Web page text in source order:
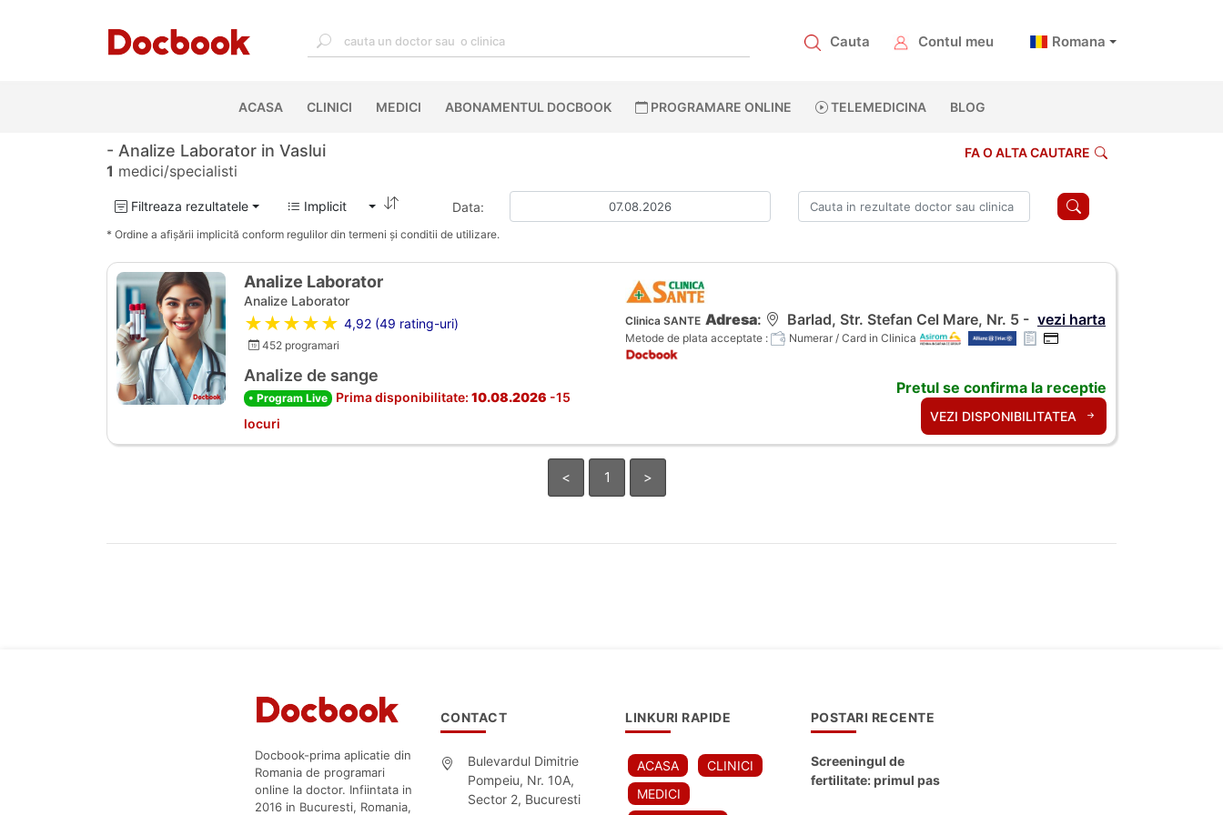
Cauta Contul meu Romana
ACASA(CURRENT)
CLINICI MEDICI ABONAMENTUL DOCBOOK PROGRAMARE ONLINE TELEMEDICINA BLOG
- Analize Laborator in Vaslui
1 medici/specialisti
FA O ALTA CAUTARE
Filtreaza rezultatele Implicit Data:
* Ordine a afișării implicită conform regulilor din termeni și conditii de utilizare.
Analize Laborator
Analize Laborator
★★★★★ 4,92 (49 rating-uri)
452 programari
Analize de sange
• Program Live Prima disponibilitate: 10.08.2026 -15
locuri
Clinica SANTE Adresa: Barlad, Str. Stefan Cel Mare, Nr. 5 - vezi harta
Metode de plata acceptate : Numerar / Card in Clinica
Pretul se confirma la receptie
VEZI DISPONIBILITATEA
< 1 >
Docbook-prima aplicatie din
Romania de programari
online la doctor. Infiintata in
2016 in Bucuresti, Romania,
CONTACT
Bulevardul Dimitrie
Pompeiu, Nr. 10A,
Sector 2, Bucuresti
LINKURI RAPIDE
ACASA
CLINICI
MEDICI
POSTARI RECENTE
Screeningul de
fertilitate: primul pas